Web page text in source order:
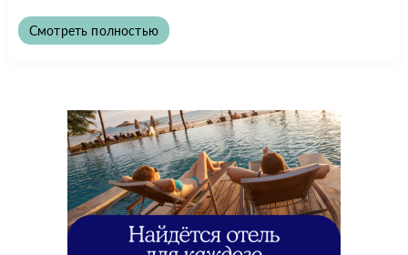
Смотреть полностью